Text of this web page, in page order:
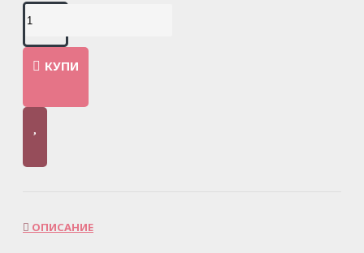
КУПИ
ОПИСАНИЕ